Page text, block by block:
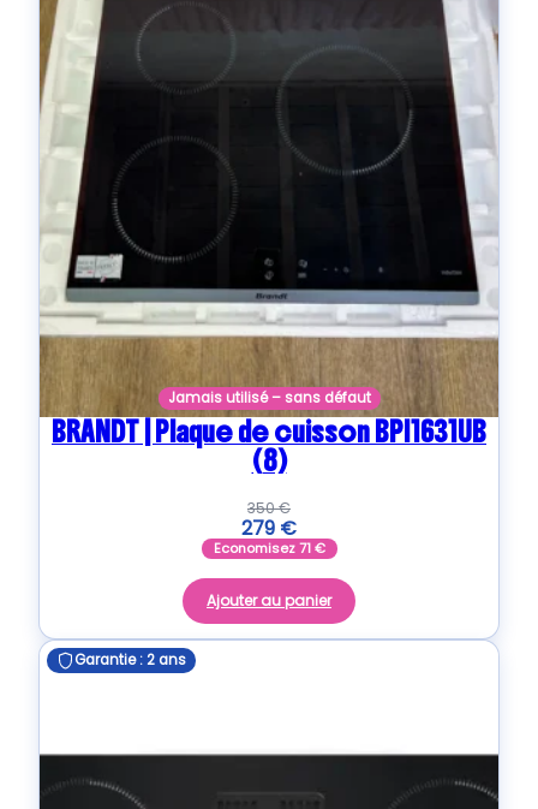
Jamais utilisé – sans défaut
BRANDT | Plaque de cuisson BPI1631UB
(8)
350€
279 €
Economisez71€
Ajouter au panier
Garantie : 2 ans